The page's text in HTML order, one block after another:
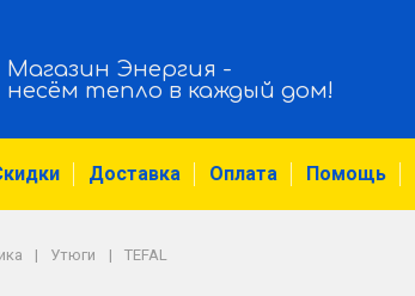
Магазин Энергия -
несём тепло в каждый дом!
Доставка Оплата Помощь
Утюги TEFAL